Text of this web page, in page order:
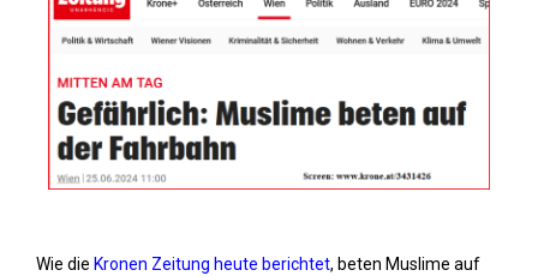
Wie die Kronen Zeitung heute berichtet, beten Muslime auf